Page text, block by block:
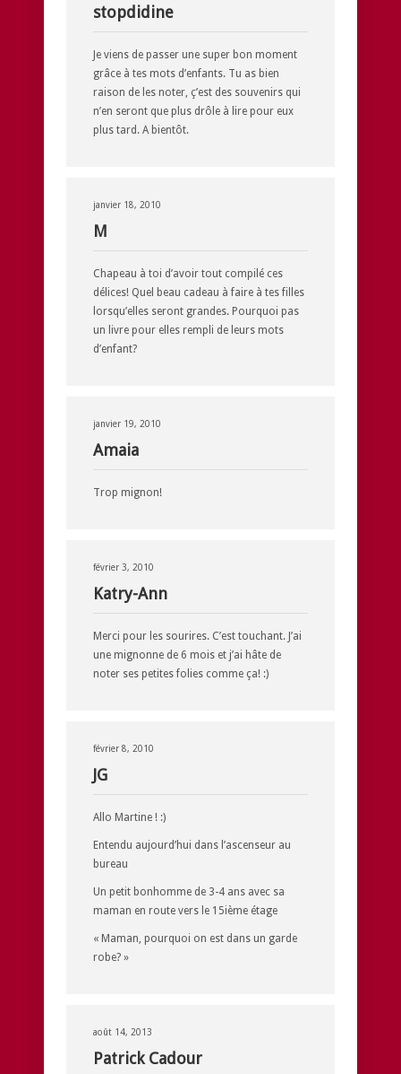
stopdidine
Je viens de passer une super bon moment
grâce à tes mots d’enfants. Tu as bien
raison de les noter, ç’est des souvenirs qui
n’en seront que plus drôle à lire pour eux
plus tard. A bientôt.
janvier 18, 2010
M
Chapeau à toi d’avoir tout compilé ces
délices! Quel beau cadeau à faire à tes filles
lorsqu’elles seront grandes. Pourquoi pas
un livre pour elles rempli de leurs mots
d’enfant?
janvier 19, 2010
Amaia
Trop mignon!
février 3, 2010
Katry-Ann
Merci pour les sourires. C’est touchant. J’ai
une mignonne de 6 mois et j’ai hâte de
noter ses petites folies comme ça! :)
février 8, 2010
JG
Allo Martine ! :)
Entendu aujourd’hui dans l’ascenseur au
bureau
Un petit bonhomme de 3-4 ans avec sa
maman en route vers le 15ième étage
« Maman, pourquoi on est dans un garde
robe? »
août 14, 2013
Patrick Cadour